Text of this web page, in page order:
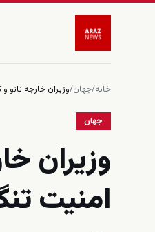
خانه/جهان/وزیران خارجه ناتو
جهان
وزیران
امنیت